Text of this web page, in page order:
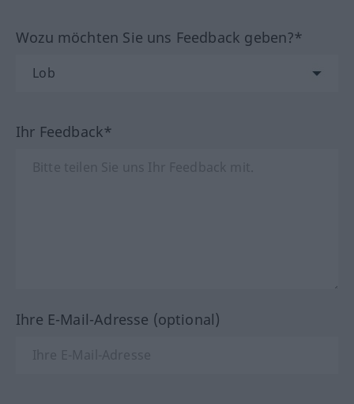
Wozu möchten Sie uns Feedback geben?*
Ihr Feedback*
Ihre E-Mail-Adresse (optional)